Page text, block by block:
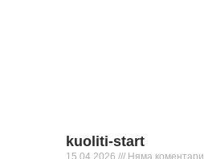
kuoliti-start
15.04.2026 Няма коментари